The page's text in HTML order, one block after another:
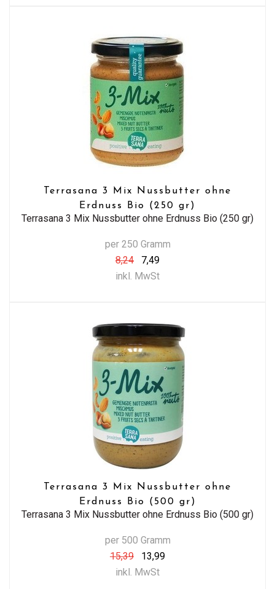
Terrasana 3 Mix Nussbutter ohne
Erdnuss Bio (250 gr)
Terrasana 3 Mix Nussbutter ohne Erdnuss Bio (250 gr)
per 250 Gramm
8,24
7,49
inkl. MwSt
Terrasana 3 Mix Nussbutter ohne
Erdnuss Bio (500 gr)
Terrasana 3 Mix Nussbutter ohne Erdnuss Bio (500 gr)
per 500 Gramm
15,39
13,99
inkl. MwSt